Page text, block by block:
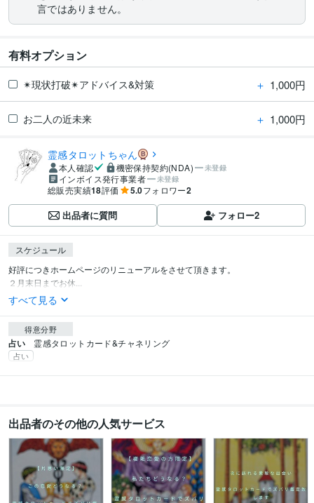
言ではありません。
有料オプション
✴︎現状打破✴︎アドバイス&対策 ＋ 1,000円
お二人の近未来 ＋ 1,000円
霊感タロットちゃん
本人確認 機密保持契約(NDA) 未登録
インボイス発行事業者 未登録
総販売実績18評価 5.0フォロワー2
出品者に質問 フォロー2
スケジュール
好評につきホームページのリニューアルをさせて頂きます。
２月末日までお休...
すべて見る
得意分野
占い 霊感タロットカード&チャネリング
占い
出品者のその他の人気サービス